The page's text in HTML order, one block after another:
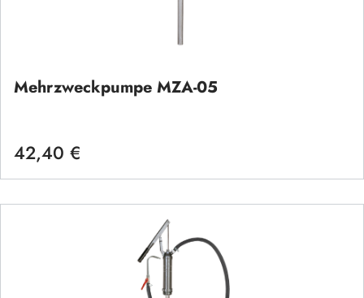
Mehrzweckpumpe MZA-05
Regulärer Preis:
42,40 €